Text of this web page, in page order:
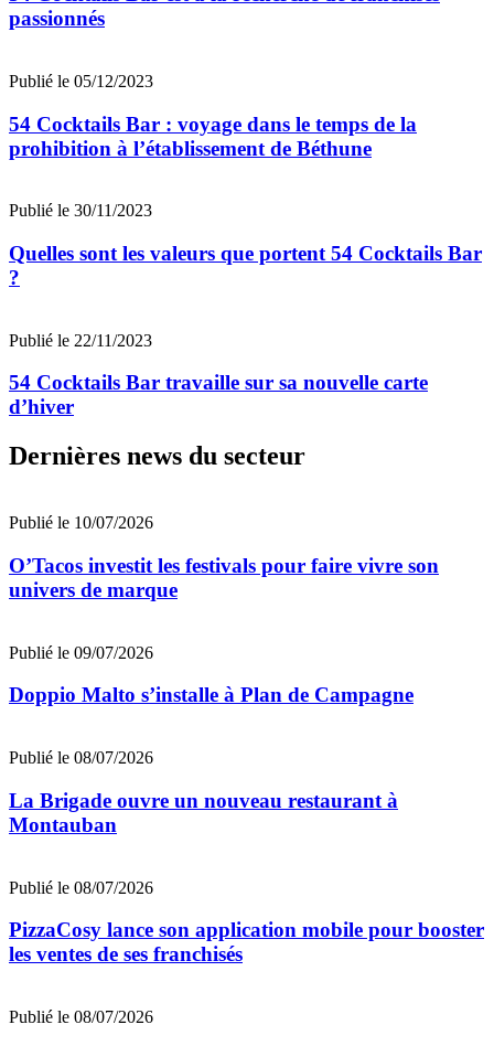
passionnés
Publié le 05/12/2023
54 Cocktails Bar : voyage dans le temps de la
prohibition à l’établissement de Béthune
Publié le 30/11/2023
Quelles sont les valeurs que portent 54 Cocktails Bar
?
Publié le 22/11/2023
54 Cocktails Bar travaille sur sa nouvelle carte
d’hiver
Dernières news du secteur
Publié le 10/07/2026
O’Tacos investit les festivals pour faire vivre son
univers de marque
Publié le 09/07/2026
Doppio Malto s’installe à Plan de Campagne
Publié le 08/07/2026
La Brigade ouvre un nouveau restaurant à
Montauban
Publié le 08/07/2026
PizzaCosy lance son application mobile pour booster
les ventes de ses franchisés
Publié le 08/07/2026